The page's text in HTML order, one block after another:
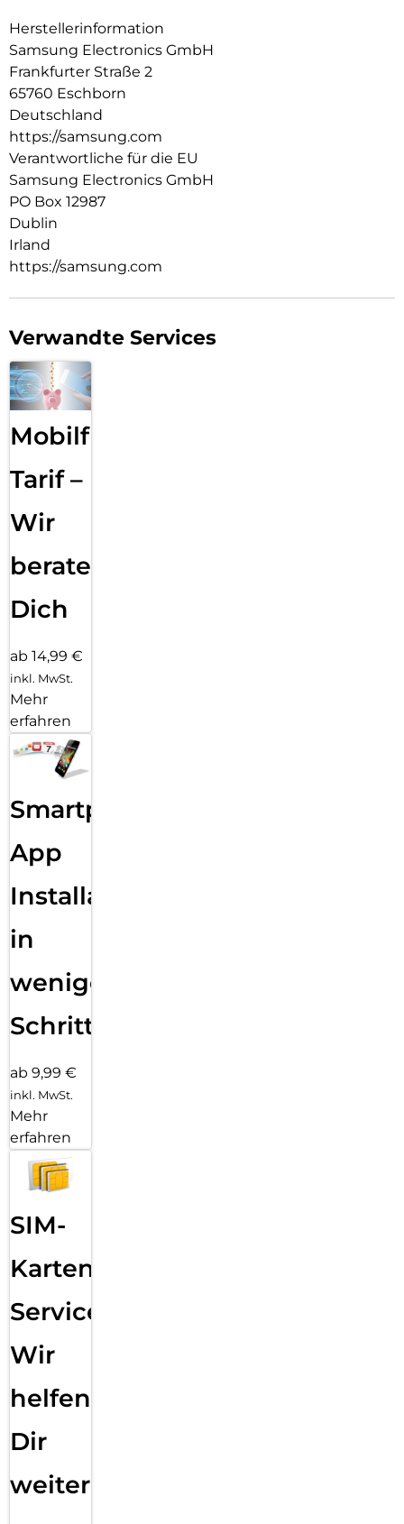
Herstellerinformation
Samsung Electronics GmbH
Frankfurter Straße 2
65760 Eschborn
Deutschland
https://samsung.com
Verantwortliche für die EU
Samsung Electronics GmbH
PO Box 12987
Dublin
Irland
https://samsung.com
Verwandte Services
Mobilfunk
Tarif –
Wir
beraten
Dich
ab 14,99 €
inkl. MwSt.
Mehr
erfahren
Smartphone
App
Installation
in
wenigen
Schritten
ab 9,99 €
inkl. MwSt.
Mehr
erfahren
SIM-
Karten
Service:
Wir
helfen
Dir
weiter